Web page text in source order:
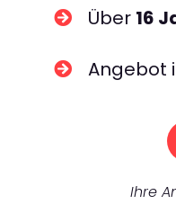
Über 16
Angebot
Ihre